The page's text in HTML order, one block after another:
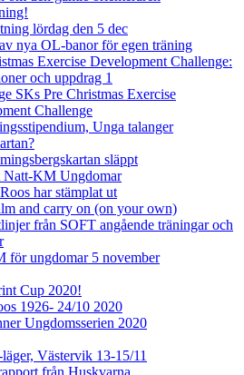
lördag den 5 dec
nya OL-banor för egen träning
Exercise Development Challenge:
och uppdrag 1
SKs Pre Christmas Exercise
Challenge
Unga talanger
släppt
Natt-KM Ungdomar
har stämplat ut
and carry on (on your own)
från SOFT angående träningar och
för ungdomar 5 november
Cup 2020!
1926- 24/10 2020
Ungdomsserien 2020
Västervik 13-15/11
från Huskvarna